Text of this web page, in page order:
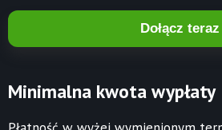
Dołącz teraz
Minimalna kwota wypłaty